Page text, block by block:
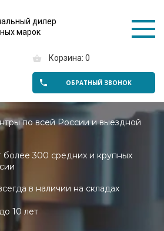
дилер
марок
Корзина: 0
ОБРАТНЫЙ ЗВОНОК
по всей России и выездной
300 средних и крупных
в наличии на складах
10 лет